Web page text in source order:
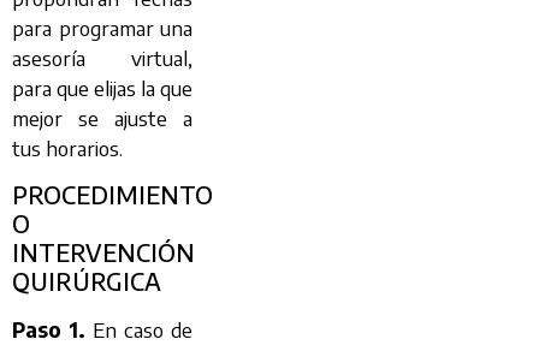
para programar una
asesoría virtual,
para que elijas la que
mejor se ajuste a
tus horarios.
PROCEDIMIENTO
O
INTERVENCIÓN
QUIRÚRGICA
Paso 1. En caso de